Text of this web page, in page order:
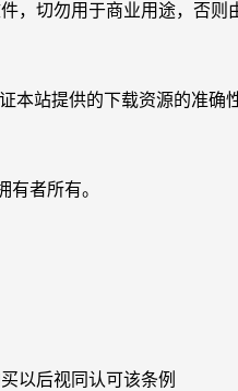
，切勿用于商业用途，否
站提供的下载资源的准确
者所有。
以后视同认可该条例